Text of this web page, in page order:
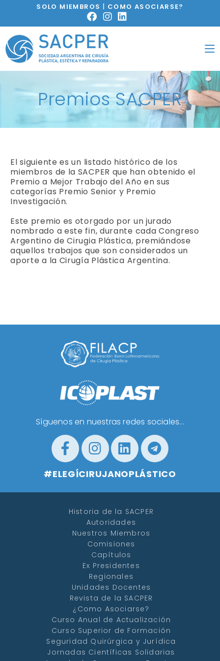
SOLO MIEMBROS | COMO ASOCIARSE?
Premios SACPER
El siguiente es un listado histórico de los
miembros de la SACPER que han obtenido el
Premio a Mejor Trabajo del Año en sus
categorías Premio Senior y Premio
Investigación.
Este premio es otorgado por un jurado
nombrado a este fin, durante cada Congreso
Argentino de Cirugia Plástica, premiándose
aquellos trabajos que son considerados un
aporte a la Cirugía Plástica Argentina.
Síguenos en nuestras redes sociales...
#ELEGÍCIRUJANOPLÁSTICO
Historia de la SACPER
Autoridades
Nuestros Miembros
Comisiones
Capítulos
Ex Presidentes
Regionales
Unidades Docentes
Revista de la SACPER
¿Como Asociarse?
Curso Anual de Actualización
Curso Superior de Formación
Seguridad Quirúrgica y Jurídica
Jornadas Científicas Solidarias